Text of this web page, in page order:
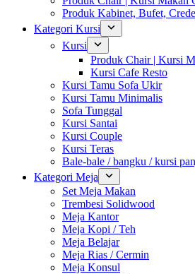
Produk Kabinet, Bufet,
Kategori Kursi
Kursi
Produk Chair | Kursi
Kursi Cafe Resto
Kursi Tamu Sofa Ukir
Kursi Tamu Minimalis
Sofa Tunggal
Kursi Santai
Kursi Couple
Kursi Teras
Bale-bale / bangku / kursi
Kategori Meja
Set Meja Makan
Trembesi Solidwood
Meja Kantor
Meja Kopi / Teh
Meja Belajar
Meja Rias / Cermin
Meja Konsul